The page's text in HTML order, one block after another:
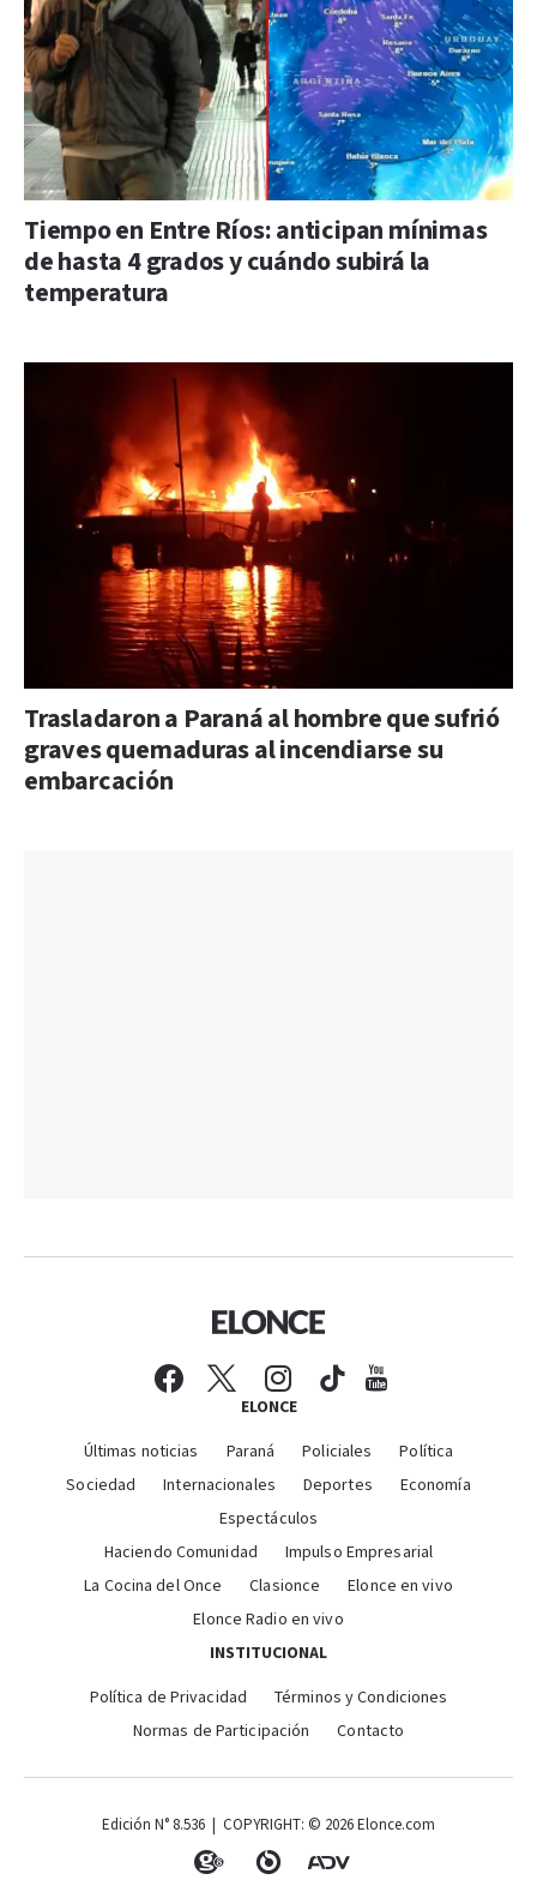
Tiempo en Entre Ríos: anticipan mínimas
de hasta 4 grados y cuándo subirá la
temperatura
Trasladaron a Paraná al hombre que sufrió
graves quemaduras al incendiarse su
embarcación
ELONCE
Últimas noticias Paraná Policiales
Política
Sociedad
Internacionales Deportes
Economía
Espectáculos
Haciendo Comunidad
Impulso Empresarial
La Cocina del Once
Clasionce
Elonce en vivo
Elonce Radio en vivo
INSTITUCIONAL
Política de Privacidad
Términos y Condiciones
Normas de Participación
Contacto
Edición N° 8.536 | COPYRIGHT: © 2026 Elonce.com